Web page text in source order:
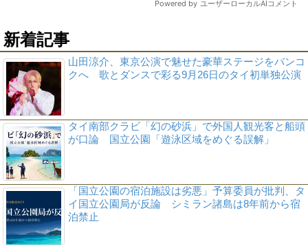
新着記事
山田涼介、東京公演で魅せた豪華ステージをバンコ
クへ 歌とダンスで彩る9月26日のタイ初単独公演
タイ南部クラビ「幻の砂浜」で外国人観光客と船頭
が口論 国立公園「遊泳区域をめぐる誤解」
「国立公園の宿泊施設は劣悪」予算委員が批判、タ
イ国立公園局が反論 シミラン諸島は8年前から宿
泊禁止